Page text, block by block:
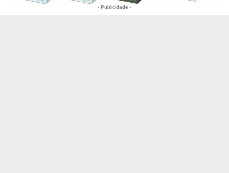
- Publicidade -